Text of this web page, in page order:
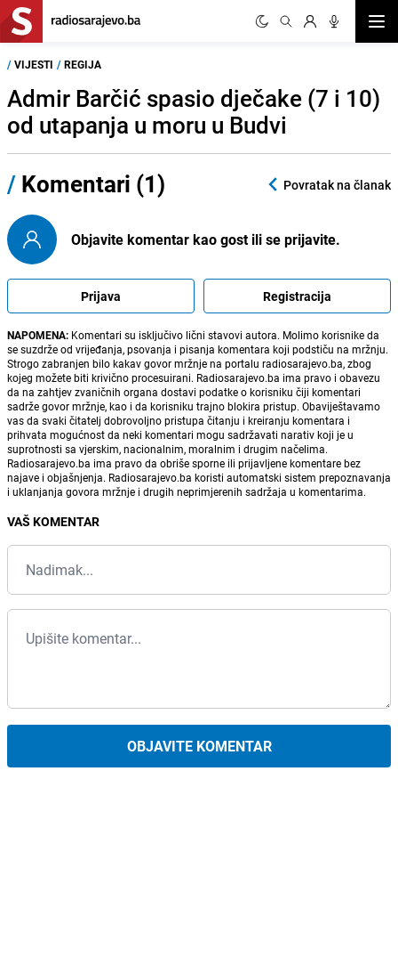
/ VIJESTI / REGIJA
Admir Barčić spasio dječake (7 i 10)
od utapanja u moru u Budvi
/ Komentari (1) Povratak na članak
Objavite komentar kao gost ili se prijavite.
Prijava Registracija
NAPOMENA: Komentari su isključivo lični stavovi autora. Molimo korisnike da
se suzdrže od vrijeđanja, psovanja i pisanja komentara koji podstiču na mržnju.
Strogo zabranjen bilo kakav govor mržnje na portalu radiosarajevo.ba, zbog
kojeg možete biti krivično procesuirani. Radiosarajevo.ba ima pravo i obavezu
da na zahtjev zvaničnih organa dostavi podatke o korisniku čiji komentari
sadrže govor mržnje, kao i da korisniku trajno blokira pristup. Obaviještavamo
vas da svaki čitatelj dobrovoljno pristupa čitanju i kreiranju komentara i
prihvata mogućnost da neki komentari mogu sadržavati narativ koji je u
suprotnosti sa vjerskim, nacionalnim, moralnim i drugim načelima.
Radiosarajevo.ba ima pravo da obriše sporne ili prijavljene komentare bez
najave i objašnjenja. Radiosarajevo.ba koristi automatski sistem prepoznavanja
i uklanjanja govora mržnje i drugih neprimjerenih sadržaja u komentarima.
VAŠ KOMENTAR
OBJAVITE KOMENTAR